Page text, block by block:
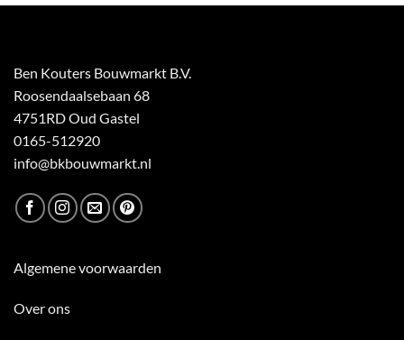
Ben Kouters Bouwmarkt B.V.
Roosendaalsebaan 68
4751RD Oud Gastel
0165-512920
info@bkbouwmarkt.nl
Algemene voorwaarden
Over ons